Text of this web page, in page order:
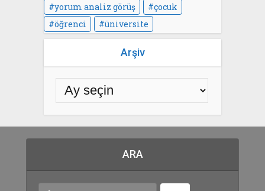
yorum analiz görüş
çocuk
öğrenci
üniversite
Arşiv
ARA